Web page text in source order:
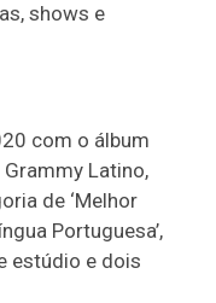
shows e
com o álbum
Grammy Latino,
de ‘Melhor
Portuguesa’,
estúdio e dois